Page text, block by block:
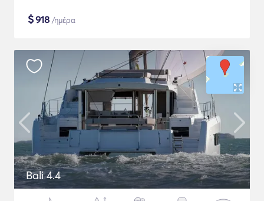
$918 /ημέρα
Bali 4.4